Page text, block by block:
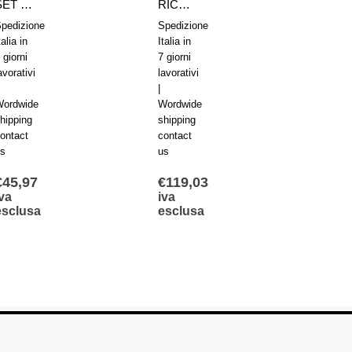
SET RICAMBI 1827008917 AVENTICS SERIE KPZ D20
in
giorni
45,97
RICAMBI GUARNIZIONI 0490395806 AVENTICS SERIE 16752-050
Spedizione
Italia in
7 giorni
lavorativi
Wordwide
shipping
contact
us
€119,03
iva
esclusa